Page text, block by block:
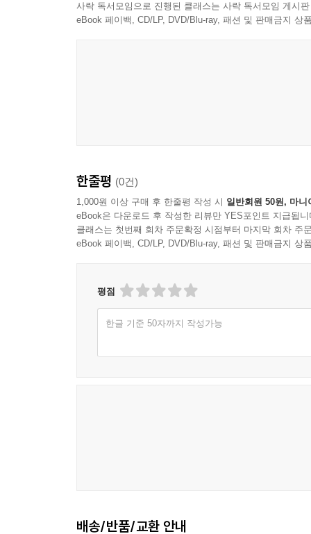
사락 독서모임으로 진행된 클래스는 사락 독서모임 게시
eBook 페이백, CD/LP, DVD/Blu-ray, 패션 및 판매금지 상
한줄평 (0건)
1,000원 이상 구매 후 한줄평 작성 시 일반회원 50원, 마니
eBook은 다운로드 후 작성한 리뷰만 YES포인트 지급됩니
클래스는 첫번째 회차 주문확정 시점부터 마지막 회차 주
eBook 페이백, CD/LP, DVD/Blu-ray, 패션 및 판매금지 상
평점
한글 기준 50자까지 작성가능
배송/반품/교환 안내